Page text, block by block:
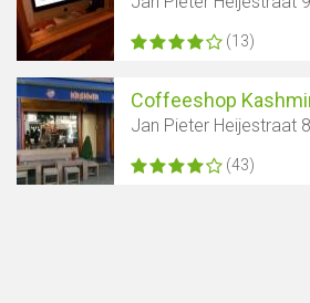
(13)
Coffeeshop
Jan Pieter Heijestraat
(43)